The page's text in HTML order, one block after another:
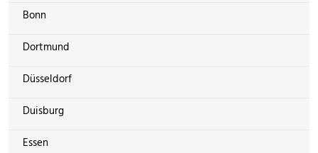
Bonn
Dortmund
Düsseldorf
Duisburg
Essen